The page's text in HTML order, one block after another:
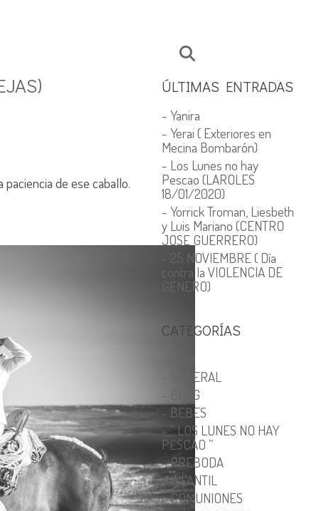
de ese caballo.
ÚLTIMAS ENTRADAS
- Yanira
- Yerai ( Exteriores en
Mecina Bombarón)
- Los Lunes no hay
Pescao (LAROLES
18/01/2020)
- Yorrick Troman, Liesbeth
y Luis Mariano (CENTRO
JOSE GUERRERO)
- 25 NOVIEMBRE ( Día
contra la VIOLENCIA DE
GÉNERO)
CATEGORÍAS
- GENERAL
- BLOG
- BEBES
- “ LOS LUNES NO HAY
PESCAO ”
- PREBODA
- INFANTIL
- COMUNIONES